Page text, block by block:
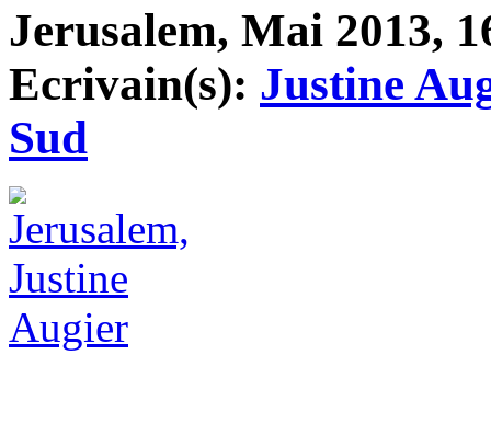
Jerusalem, Mai 2013,
Ecrivain(s): Justine
Sud